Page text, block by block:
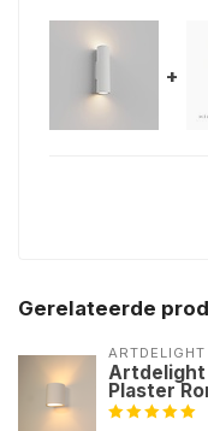
+
Gerelateerde
ARTDELIGHT
Artdelight
Plaster